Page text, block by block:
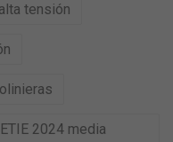
alta tensión
2024 media